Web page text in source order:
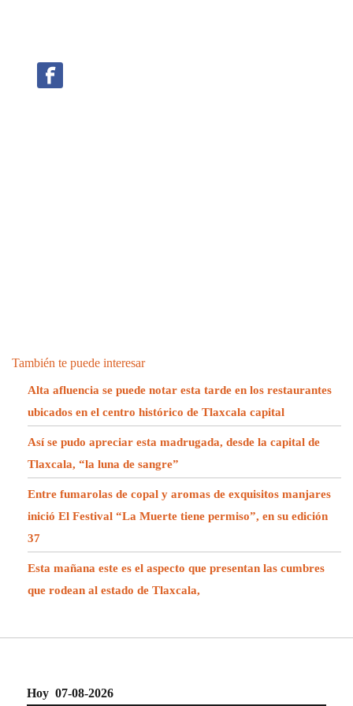
También te puede interesar
Alta afluencia se puede notar esta tarde en los restaurantes
ubicados en el centro histórico de Tlaxcala capital
Así se pudo apreciar esta madrugada, desde la capital de
Tlaxcala, “la luna de sangre”
Entre fumarolas de copal y aromas de exquisitos manjares
inició El Festival “La Muerte tiene permiso”, en su edición
37
Esta mañana este es el aspecto que presentan las cumbres
que rodean al estado de Tlaxcala,
Hoy 07-08-2026